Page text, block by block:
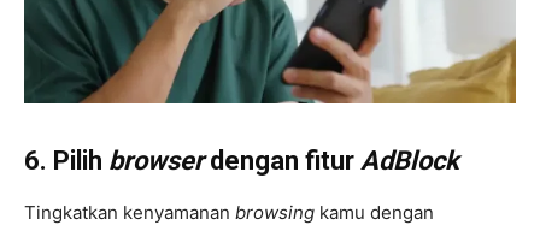
6. Pilih browserdengan fitur AdBlock
Tingkatkan kenyamanan browsing kamu dengan